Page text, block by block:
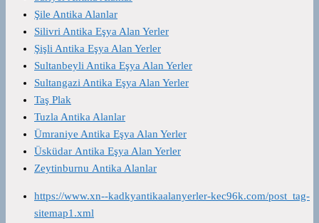
Şile Antika Alanlar
Silivri Antika Eşya Alan Yerler
Şişli Antika Eşya Alan Yerler
Sultanbeyli Antika Eşya Alan Yerler
Sultangazi Antika Eşya Alan Yerler
Taş Plak
Tuzla Antika Alanlar
Ümraniye Antika Eşya Alan Yerler
Üsküdar Antika Eşya Alan Yerler
Zeytinburnu Antika Alanlar
https://www.xn--kadkyantikaalanyerler-kec96k.com/post_tag-
sitemap1.xml